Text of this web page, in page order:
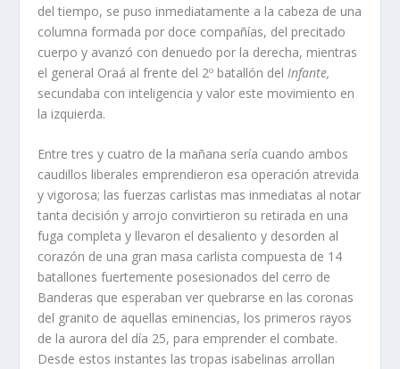
del tiempo, se puso inmediatamente a la cabeza de una
columna formada por doce compañí­as, del precitado
cuerpo y avanzó con denuedo por la derecha, mientras
el general Oraá al frente del 2º batallón delInfante,
secundaba con inteligencia y valor este movimiento en
la izquierda.
Entre tres y cuatro de la mañana serí­a cuando ambos
caudillos liberales emprendieron esa operación atrevida
y vigorosa; las fuerzas carlistas mas inmediatas al notar
tanta decisión y arrojo convirtieron su retirada en una
fuga completa y llevaron el desaliento y desorden al
corazón de una gran masa carlista compuesta de 14
batallones fuertemente posesionados del cerro de
Banderas que esperaban ver quebrarse en las coronas
del granito de aquellas eminencias, los primeros rayos
de la aurora del dí­a 25, para emprender el combate.
Desde estos instantes las tropas isabelinas arrollan